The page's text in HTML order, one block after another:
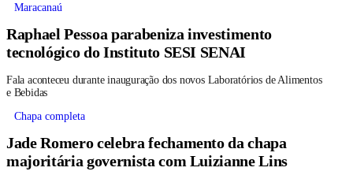
Maracanaú
Raphael Pessoa parabeniza investimento
tecnológico do Instituto SESI SENAI
Fala aconteceu durante inauguração dos novos Laboratórios de Alimentos
e Bebidas
Chapa completa
Jade Romero celebra fechamento da chapa
majoritária governista com Luizianne Lins